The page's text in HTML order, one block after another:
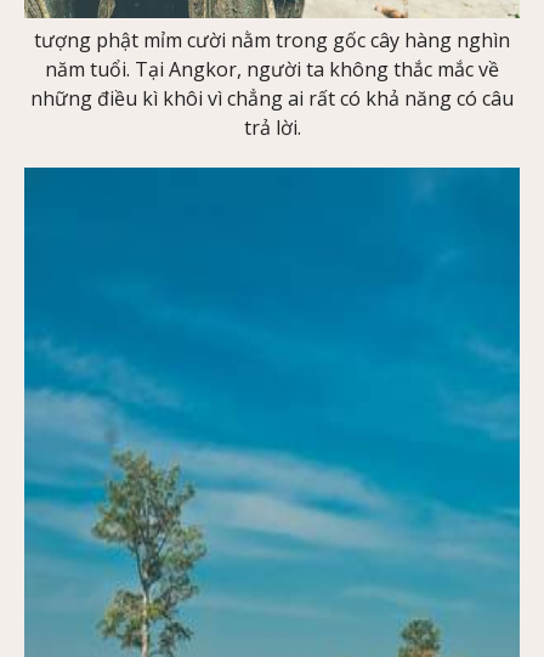
tượng phật mỉm cười nằm trong gốc cây hàng nghìn
năm tuổi. Tại Angkor, người ta không thắc mắc về
những điều kì khôi vì chẳng ai rất có khả năng có câu
trả lời.